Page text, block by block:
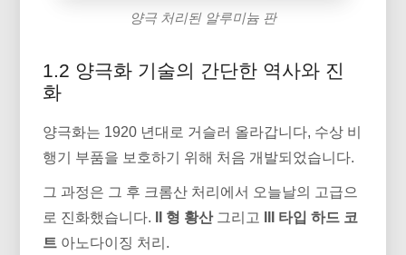
양극 처리된 알루미늄 판
1.2 양극화 기술의 간단한 역사와 진
화
양극화는 1920 년대로 거슬러 올라갑니다, 수상 비
행기 부품을 보호하기 위해 처음 개발되었습니다.
그 과정은 그 후 크롬산 처리에서 오늘날의 고급으
로 진화했습니다.
II 형 황산그리고
III 타입 하드 코
트 아노다이징 처리.